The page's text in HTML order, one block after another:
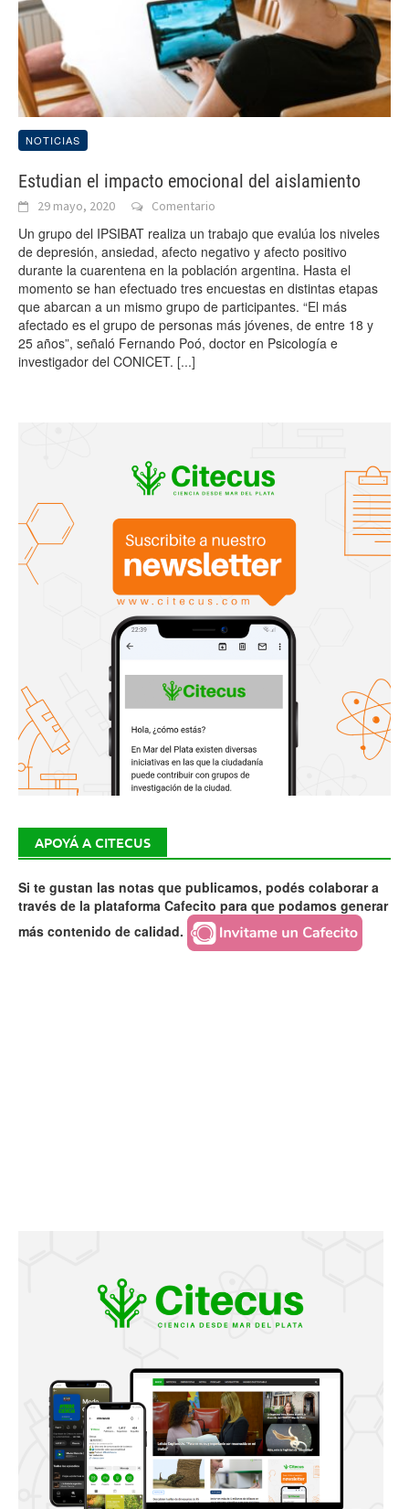
NOTICIAS
Estudian el impacto emocional del aislamiento
29 mayo, 2020 Comentario
Un grupo del IPSIBAT realiza un trabajo que evalúa los niveles
de depresión, ansiedad, afecto negativo y afecto positivo
durante la cuarentena en la población argentina. Hasta el
momento se han efectuado tres encuestas en distintas etapas
que abarcan a un mismo grupo de participantes. “El más
afectado es el grupo de personas más jóvenes, de entre 18 y
25 años”, señaló Fernando Poó, doctor en Psicología e
investigador del CONICET. [...]
APOYÁ A CITECUS
Si te gustan las notas que publicamos, podés colaborar a
través de la plataforma Cafecito para que podamos generar
más contenido de calidad.